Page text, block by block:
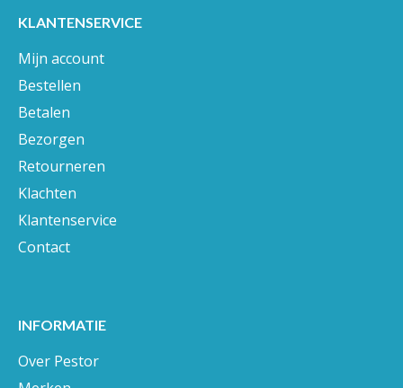
KLANTENSERVICE
Mijn account
Bestellen
Betalen
Bezorgen
Retourneren
Klachten
Klantenservice
Contact
INFORMATIE
Over Pestor